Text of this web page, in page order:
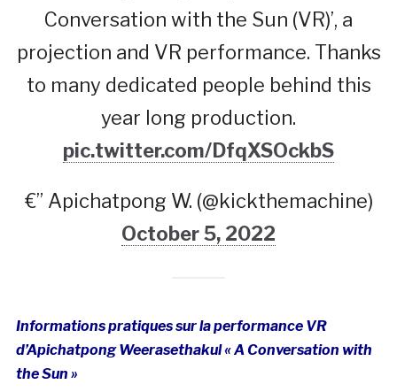
Conversation with the Sun (VR)’, a
projection and VR performance. Thanks
to many dedicated people behind this
year long production.
pic.twitter.com/DfqXSOckbS
€” Apichatpong W. (@kickthemachine)
October 5, 2022
Informations pratiques sur la performance VR
d’Apichatpong Weerasethakul « A Conversation with
the Sun »